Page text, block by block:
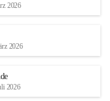
2026
2026
2026